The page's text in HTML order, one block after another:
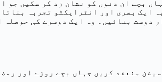
بچے ان دنوں کو نشان زد کر سکیں جو
ایک بصری اور انٹرایکٹو تجربہ بناتا
دوست بنائیں۔ وہ ایک دوسرے کی
منعقد کریں جہاں بچے روزے اور